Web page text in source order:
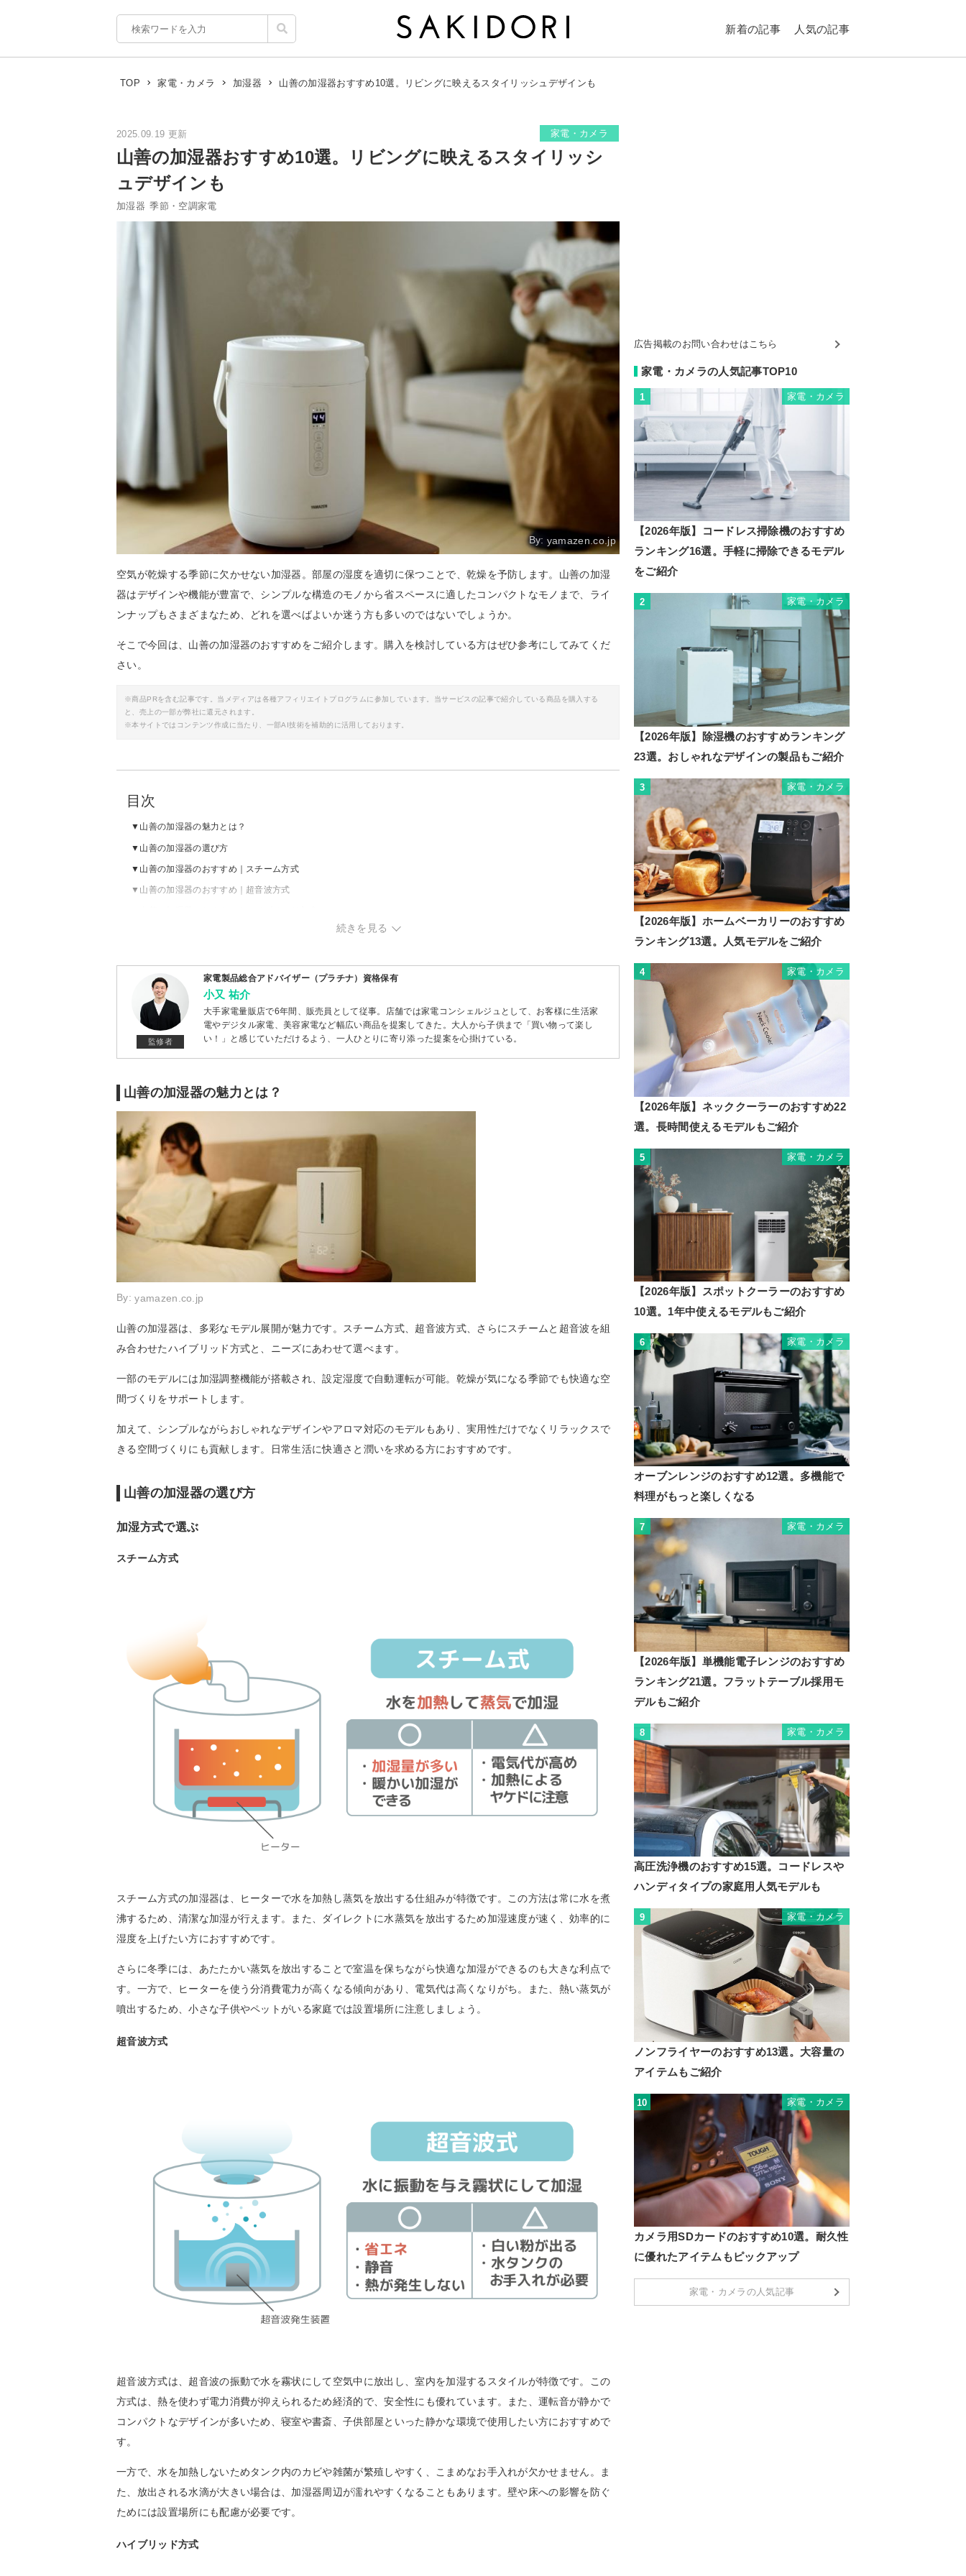
新着の記事 人気の記事
TOP 家電・カメラ 加湿器 山善の加湿器おすすめ10選。リビングに映えるスタイリッシュデザインも
2025.09.19 更新 家電・カメラ
山善の加湿器おすすめ10選。リビングに映えるスタイリッシ
ュデザインも
加湿器 季節・空調家電
By: yamazen.co.jp
空気が乾燥する季節に欠かせない加湿器。部屋の湿度を適切に保つことで、乾燥を予防します。山善の加湿
器はデザインや機能が豊富で、シンプルな構造のモノから省スペースに適したコンパクトなモノまで、ライ
ンナップもさまざまなため、どれを選べばよいか迷う方も多いのではないでしょうか。
そこで今回は、山善の加湿器のおすすめをご紹介します。購入を検討している方はぜひ参考にしてみてくだ
さい。
※商品PRを含む記事です。当メディアは各種アフィリエイトプログラムに参加しています。当サービスの記事で紹介している商品を購入する
と、売上の一部が弊社に還元されます。
※本サイトではコンテンツ作成に当たり、一部AI技術を補助的に活用しております。
目次
山善の加湿器の魅力とは？
山善の加湿器の選び方
山善の加湿器のおすすめ｜スチーム方式
山善の加湿器のおすすめ｜超音波方式
続きを見る
監修者
家電製品総合アドバイザー（プラチナ）資格保有
小又 祐介
大手家電量販店で6年間、販売員として従事。店舗では家電コンシェルジュとして、お客様に生活家
電やデジタル家電、美容家電など幅広い商品を提案してきた。大人から子供まで「買い物って楽し
い！」と感じていただけるよう、一人ひとりに寄り添った提案を心掛けている。
山善の加湿器の魅力とは？
By:yamazen.co.jp
山善の加湿器は、多彩なモデル展開が魅力です。スチーム方式、超音波方式、さらにスチームと超音波を組
み合わせたハイブリッド方式と、ニーズにあわせて選べます。
一部のモデルには加湿調整機能が搭載され、設定湿度で自動運転が可能。乾燥が気になる季節でも快適な空
間づくりをサポートします。
加えて、シンプルながらおしゃれなデザインやアロマ対応のモデルもあり、実用性だけでなくリラックスで
きる空間づくりにも貢献します。日常生活に快適さと潤いを求める方におすすめです。
山善の加湿器の選び方
加湿方式で選ぶ
スチーム方式
スチーム方式の加湿器は、ヒーターで水を加熱し蒸気を放出する仕組みが特徴です。この方法は常に水を煮
沸するため、清潔な加湿が行えます。また、ダイレクトに水蒸気を放出するため加湿速度が速く、効率的に
湿度を上げたい方におすすめです。
さらに冬季には、あたたかい蒸気を放出することで室温を保ちながら快適な加湿ができるのも大きな利点で
す。一方で、ヒーターを使う分消費電力が高くなる傾向があり、電気代は高くなりがち。また、熱い蒸気が
噴出するため、小さな子供やペットがいる家庭では設置場所に注意しましょう。
超音波方式
超音波方式は、超音波の振動で水を霧状にして空気中に放出し、室内を加湿するスタイルが特徴です。この
方式は、熱を使わず電力消費が抑えられるため経済的で、安全性にも優れています。また、運転音が静かで
コンパクトなデザインが多いため、寝室や書斎、子供部屋といった静かな環境で使用したい方におすすめで
す。
一方で、水を加熱しないためタンク内のカビや雑菌が繁殖しやすく、こまめなお手入れが欠かせません。ま
た、放出される水滴が大きい場合は、加湿器周辺が濡れやすくなることもあります。壁や床への影響を防ぐ
ためには設置場所にも配慮が必要です。
ハイブリッド方式
広告掲載のお問い合わせはこちら
家電・カメラの人気記事TOP10
1 家電・カメラ
【2026年版】コードレス掃除機のおすすめ
ランキング16選。手軽に掃除できるモデル
をご紹介
2 家電・カメラ
【2026年版】除湿機のおすすめランキング
23選。おしゃれなデザインの製品もご紹介
3 家電・カメラ
【2026年版】ホームベーカリーのおすすめ
ランキング13選。人気モデルをご紹介
4 家電・カメラ
【2026年版】ネッククーラーのおすすめ22
選。長時間使えるモデルもご紹介
5 家電・カメラ
【2026年版】スポットクーラーのおすすめ
10選。1年中使えるモデルもご紹介
6 家電・カメラ
オーブンレンジのおすすめ12選。多機能で
料理がもっと楽しくなる
7 家電・カメラ
【2026年版】単機能電子レンジのおすすめ
ランキング21選。フラットテーブル採用モ
デルもご紹介
8 家電・カメラ
高圧洗浄機のおすすめ15選。コードレスや
ハンディタイプの家庭用人気モデルも
9 家電・カメラ
ノンフライヤーのおすすめ13選。大容量の
アイテムもご紹介
10 家電・カメラ
カメラ用SDカードのおすすめ10選。耐久性
に優れたアイテムもピックアップ
家電・カメラの人気記事